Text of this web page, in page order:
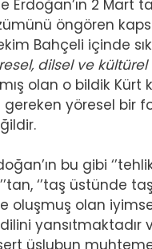
Erdoğan’ın 2
öngören
Bahçeli içinde sık
dilsel ve kültürel
olan o bildik Kürt
yöresel bir
bu gibi
‘’taş üstünde
oluşmuş olan
yansıtmaktadır
üslubun